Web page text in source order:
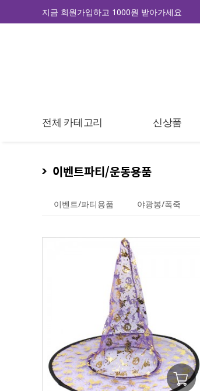
지금 회원가입하고 1000원 받아가세요
전체 카테고리 신상품
이벤트파티/운동용품
이벤트/파티용품 야광봉/폭죽